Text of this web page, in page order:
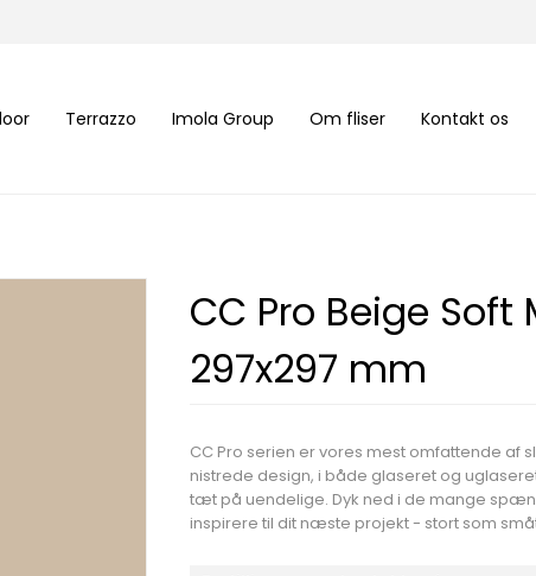
Terrazzo Imola Group Om fliser Kontakt os
CC Pro Beige Soft
297x297 mm
CC Pro serien er vores mest omfattende af
nistrede design, i både glaseret og
tæt på uendelige. Dyk ned i de mange
inspirere til dit næste projekt - stort som